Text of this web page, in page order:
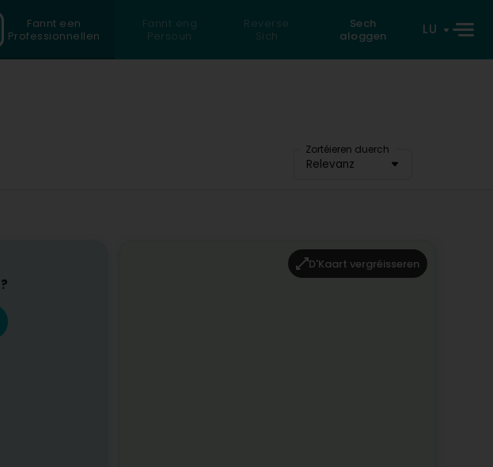
Fannt een
Professionnellen
Fannt eng
Persoun
Reverse
Sich
Sech
aloggen
LU
Zortéieren duerch
Relevanz
D'Kaart vergréisseren